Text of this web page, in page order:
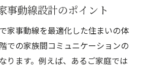
事動線設計のポイント
家事動線を最適化した住まいの体
での家族間コミュニケーションの
ります。例えば、あるご家庭では